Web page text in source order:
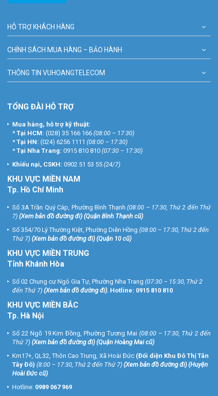
HỖ TRỢ KHÁCH HÀNG
CHÍNH SÁCH MUA HÀNG – BẢO HÀNH
THÔNG TIN VUHOANGTELECOM
TỔNG ĐÀI HỖ TRỢ
Mua hàng, hỗ trợ kỹ thuật:
* Tại HCM: (028) 35 166 166 (08:00 – 17:30)
* Tại HN: (024) 6256 1111 (08:00 – 17:30)
* Tại Nha Trang: 0915 810 810 (07:30 – 17:30)
Khiếu nại, CSKH: 0902 51 53 55 (24/7)
KHU VỰC MIỀN NAM
Tp. Hồ Chí Minh
Số 3A Trần Quý Cáp, Phường Bình Thạnh (08:00 – 17:30, Thứ 2 đến Thứ
7) (Xem bản đồ đường đi) (Quận Bình Thạnh cũ)
Số 354/70 Lý Thường Kiệt, Phường Diên Hồng (08:00 – 17:30, Thứ 2 đến
Thứ 7) (Xem bản đồ đường đi) (Quận 10 cũ)
KHU VỰC MIỀN TRUNG
Tỉnh Khánh Hòa
Số 02 Chung cư Ngô Gia Tự, Phường Nha Trang (07:30 – 15:30, Thứ 2
đến Thứ 7) (Xem bản đồ đường đi). Hotline: 0915 810 810
KHU VỰC MIỀN BẮC
Tp. Hà Nội
Số 22 Ngõ 19 Kim Đồng, Phường Tương Mai (08:00 – 17:30, Thứ 2 đến
Thứ 7) (Xem bản đồ đường đi) (Quận Hoàng Mai cũ)
Km17+, QL32, Thôn Cao Trung, Xã Hoài Đức (Đối diện Khu Đô Thị Tân
Tây Đô) (8:00 – 17:30, Thứ 2 đến Thứ 7) (Xem bản đồ đường đi) (Huyện
Hoài Đức cũ)
Hotline: 0989 067 969